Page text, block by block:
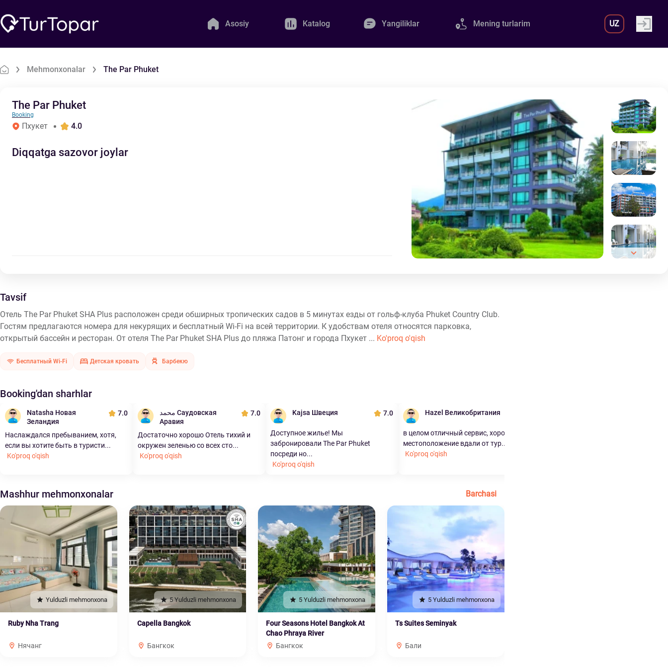
Asosiy Katalog Yangiliklar Mening turlarim UZ
Mehmonxonalar The Par Phuket
The Par Phuket
Booking
Пхукет 4.0
Diqqatga sazovor joylar
Tavsif
Отель The Par Phuket SHA Plus расположен среди обширных тропических садов в 5 минутах езды от гольф-клуба Phuket Country Club.
Гостям предлагаются номера для некурящих и бесплатный Wi-Fi на всей территории. К удобствам отеля относятся парковка,
открытый бассейн и ресторан. От отеля The Par Phuket SHA Plus до пляжа Патонг и города Пхукет ... Ko'proq o'qish
Бесплатный Wi-Fi Детская кровать Барбекю
Booking'dan sharhlar
Natasha Новая
Зеландия
7.0
Наслаждался пребыванием, хотя,
если вы хотите быть в туристи...
Ko'proq o'qish
محمد Саудовская
Аравия
7.0
Достаточно хорошо Отель тихий и
окружен зеленью со всех сто...
Ko'proq o'qish
Kajsa Швеция 7.0
Доступное жилье! Мы
забронировали The Par Phuket
посреди но...
Ko'proq o'qish
Hazel Великобритания
в целом отличный сервис, хорошее
местоположение вдали от тур...
Ko'proq o'qish
Mashhur mehmonxonalar Barchasi
Yulduzli mehmonxona
Ruby Nha Trang
Нячанг
5 Yulduzli mehmonxona
Capella Bangkok
Бангкок
5 Yulduzli mehmonxona
Four Seasons Hotel Bangkok At
Chao Phraya River
Бангкок
5 Yulduzli mehmonxona
Ts Suites Seminyak
Бали